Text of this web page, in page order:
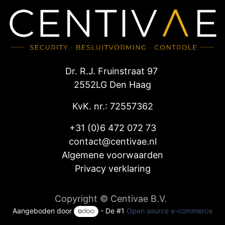
Dr. R.J. Fruinstraat 97
2552LG Den Haag
KvK. nr.: 72557362
+31 (0)6 472 072 73
contact@centivae.nl
Algemene voorwaarden
Privacy verklaring
Copyright © Centivae B.V.
Aangeboden door - De #1 Open source e-commerce